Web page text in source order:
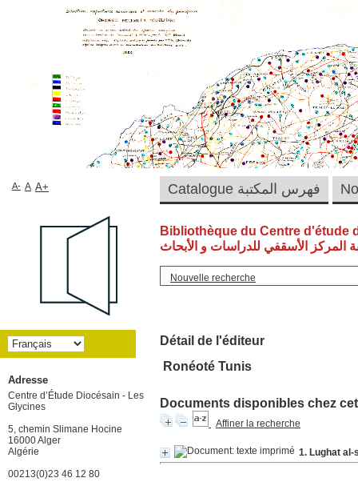
Bibliothèque du Centre d'étude
المركز الأسقفي للدراسات و الأبحاث
Nouvelle recherche
Détail de l'éditeur
Ronéoté Tunis
Documents disponibles chez
Affiner la recherche
1. Lughat
Catalogue فهرس المكتبة A- A A+
Adresse
Centre d’Étude Diocésain - Les
Glycines
5, chemin Slimane Hocine
16000 Alger
Algérie
00213(0)23 46 12 80